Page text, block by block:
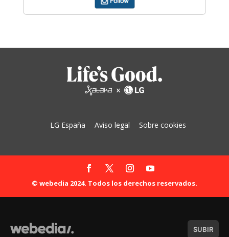
LG España Aviso legal Sobre cookies
© webedia 2024. Todos los derechos reservados.
SUBIR